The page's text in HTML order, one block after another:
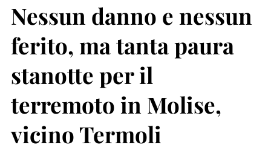
Nessun danno e nessun
ferito, ma tanta paura
stanotte per il
terremoto in Molise,
vicino Termoli